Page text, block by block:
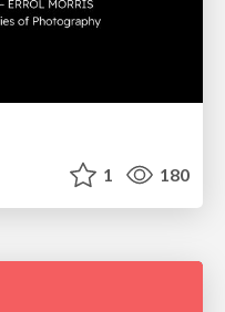
1 180